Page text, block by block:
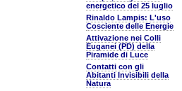
energetico del 25 luglio
Rinaldo Lampis: L'uso
Cosciente delle Energie
Attivazione nei Colli
Euganei (PD) della
Piramide di Luce
Contatti con gli
Abitanti Invisibili della
Natura